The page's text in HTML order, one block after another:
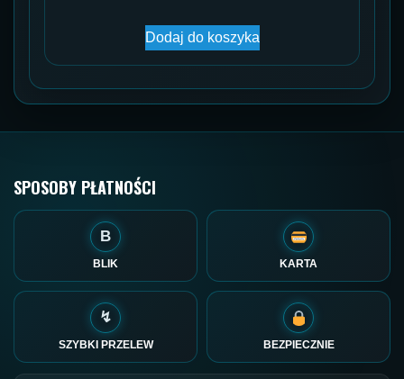
Dodaj do koszyka
SPOSOBY PŁATNOŚCI
B
BLIK KARTA
↯
SZYBKI PRZELEW BEZPIECZNIE